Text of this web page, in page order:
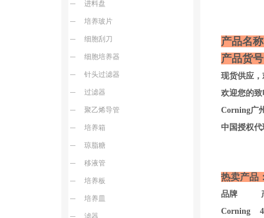
进料盘
培养玻片
细胞刮刀
细胞培养器
针头过滤器
过滤器
聚乙烯导管
培养箱
琼脂糖
移液管
培养板
培养皿
滤器
产品名
产品货
现货供应
欢迎您
Corning广
中国授权
热卖产品
品牌
Corning